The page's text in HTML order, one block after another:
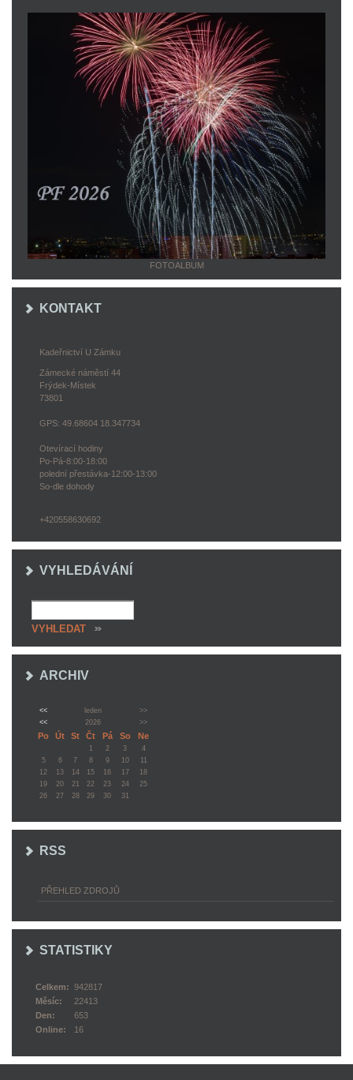
FOTOALBUM
KONTAKT
Kadeřnictví U Zámku
Zámecké náměstí 44
Frýdek-Místek
73801
GPS: 49.68604 18.347734
Otevírací hodiny
Po-Pá-8:00-18:00
polední přestávka-12:00-13:00
So-dle dohody
+420558630692
VYHLEDÁVÁNÍ
ARCHIV
<< leden
>>
<<
2026 >>
Po Út St Čt Pá So Ne
1 2 3
4
5
6 7 8 9 10
11
12
13 14 15 16 17
18
19
20 21 22 23 24
25
26
27 28 29 30 31
RSS
PŘEHLED ZDROJŮ
STATISTIKY
Online: 16
Celkem: 942817
Měsíc:
22413
Den:
653